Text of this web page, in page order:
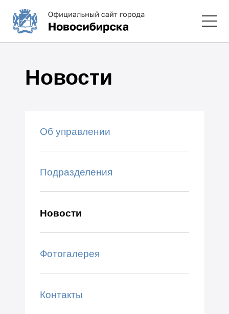
Новости
Об управлении
Подразделения
Новости
Фотогалерея
Контакты